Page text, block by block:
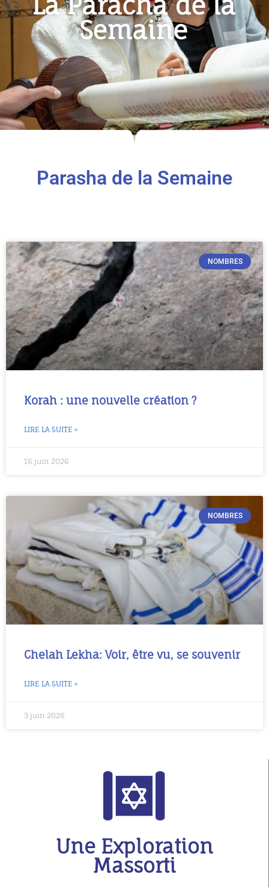
Semaine
Parasha de la Semaine
NOMBRES
Korah : une nouvelle création ?
LIRE LA SUITE »
16 juin 2026
NOMBRES
Chelah Lekha: Voir, être vu, se souvenir
LIRE LA SUITE »
3 juin 2026
Une Exploration
Massorti